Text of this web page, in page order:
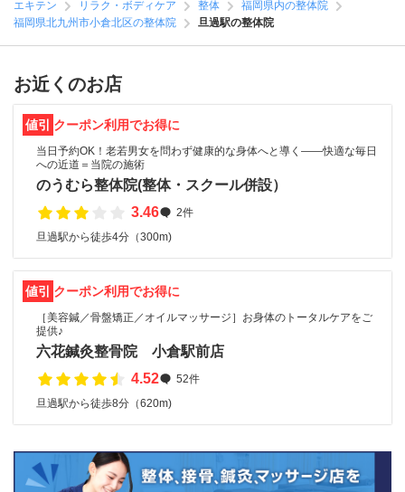
エキテン リラク・ボディケア 整体
福岡県内の整体院
福岡県北九州市小倉北区の整体院
旦過駅の整体院
お近くのお店
値引 クーポン利用でお得に
当日予約OK！老若男女を問わず健康的な身体へと導く――快適な毎日
への近道＝当院の施術
のうむら整体院(整体・スクール併設）
3.46
2件
旦過駅から徒歩4分（300m)
値引 クーポン利用でお得に
［美容鍼／骨盤矯正／オイルマッサージ］お身体のトータルケアをご
提供♪
六花鍼灸整骨院 小倉駅前店
4.52
52件
旦過駅から徒歩8分（620m)